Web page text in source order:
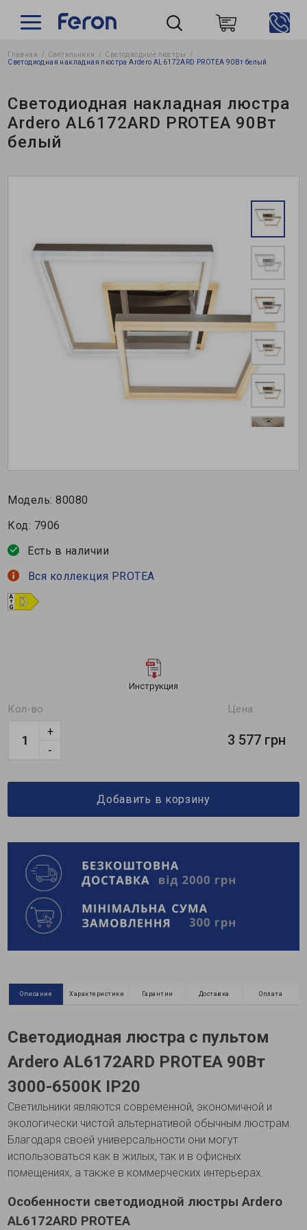
Пошук
Главная Светильники
Светодиодные люстры
Светодиодная накладная люстра Ardero AL6172ARD PROTEA 90Вт белый
Светодиодная накладная люстра
Ardero AL6172ARD PROTEA 90Вт
белый
Модель:80080
Код: 7906
Есть в наличии
Вся коллекция PROTEA
Инструкция
Кол-во
-
+
Цена:
3 577 грн
Добавить в корзину
Описание Характеристики Гарантии Доставка Оплата
Светодиодная люстра с пультом
Ardero AL6172ARD PROTEA 90Вт
3000-6500К IP20
Светильники являются современной, экономичной и
экологически чистой альтернативой обычным люстрам.
Благодаря своей универсальности они могут
использоваться как в жилых, так и в офисных
помещениях, а также в коммерческих интерьерах.
Особенности светодиодной люстры Ardero
AL6172ARD PROTEA